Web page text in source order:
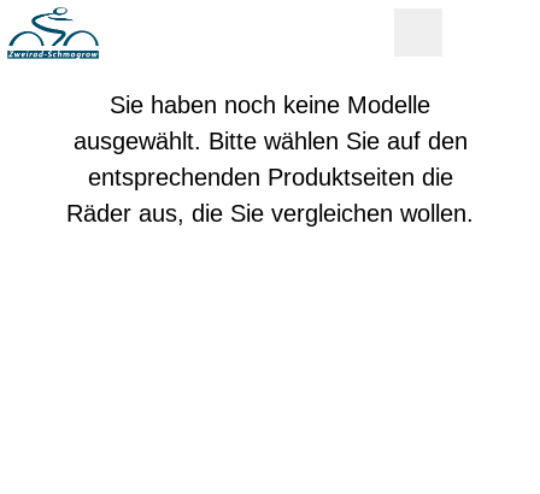
Sie haben noch keine Modelle
ausgewählt. Bitte wählen Sie auf den
entsprechenden Produktseiten die
Räder aus, die Sie vergleichen wollen.